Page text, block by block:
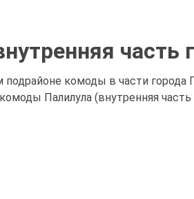
часть
комоды в части
Палилула (внутренняя